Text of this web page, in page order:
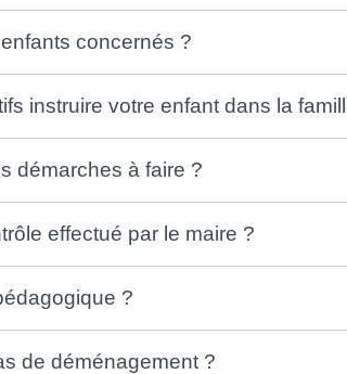
concernés ?
instruire votre enfant dans la
démarches à faire ?
effectué par le maire ?
?
de déménagement ?